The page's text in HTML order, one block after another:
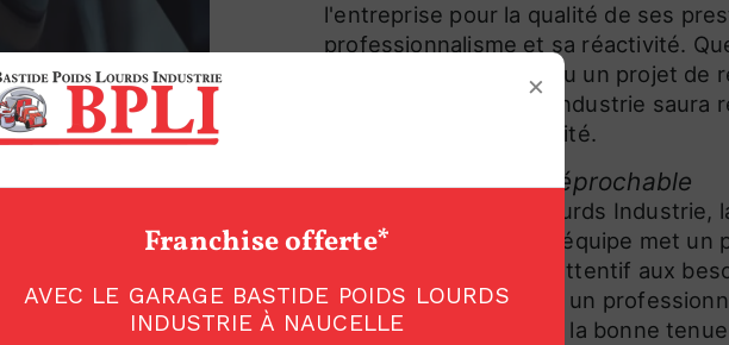
×
Franchise offerte*
AVEC LE GARAGE BASTIDE POIDS LOURDS
INDUSTRIE À NAUCELLE
l'entreprise pour la qualité de ses
professionnalisme et sa réactivité.
réparation d'urgence ou un projet de
Bastide Poids Lourds Industrie
avec sérieux et efficacité.
Un service client irréprochable
Chez Bastide Poids Lourds
une priorité absolue. L'équipe met un
service personnalisé, attentif aux
client. Que vous soyez un
particulier soucieux de la bonne